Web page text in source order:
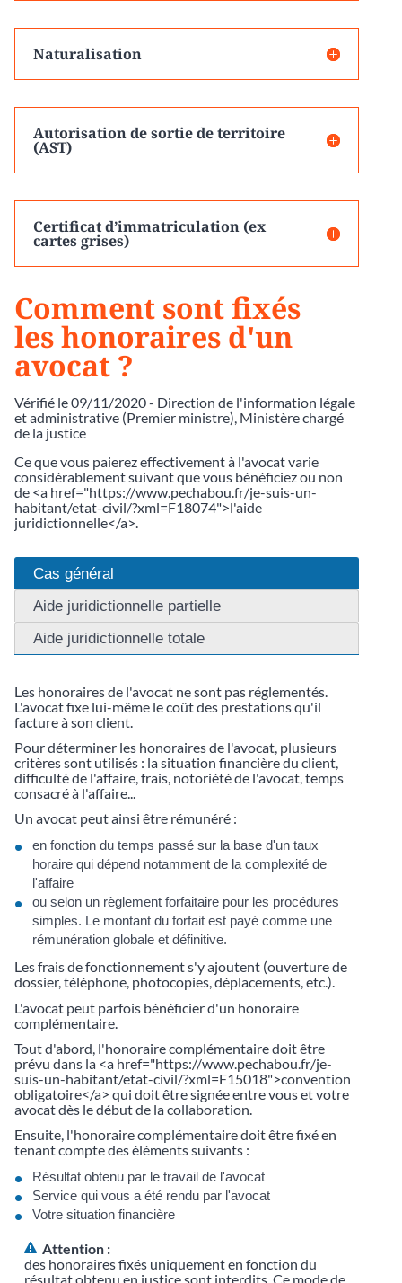
Naturalisation
Autorisation de sortie de territoire
(AST)
Certificat d’immatriculation (ex
cartes grises)
Comment sont fixés
les honoraires d'un
avocat ?
Vérifié le 09/11/2020 - Direction de l'information légale
et administrative (Premier ministre), Ministère chargé
de la justice
Ce que vous paierez effectivement à l'avocat varie
considérablement suivant que vous bénéficiez ou non
de <a href="https://www.pechabou.fr/je-suis-un-
habitant/etat-civil/?xml=F18074">l'aide
juridictionnelle</a>.
Cas général
Aide juridictionnelle partielle
Aide juridictionnelle totale
Les honoraires de l'avocat ne sont pas réglementés.
L'avocat fixe lui-même le coût des prestations qu'il
facture à son client.
Pour déterminer les honoraires de l'avocat, plusieurs
critères sont utilisés : la situation financière du client,
difficulté de l'affaire, frais, notoriété de l'avocat, temps
consacré à l'affaire...
Un avocat peut ainsi être rémunéré :
en fonction du temps passé sur la base d'un taux
horaire qui dépend notamment de la complexité de
l'affaire
ou selon un règlement forfaitaire pour les procédures
simples. Le montant du forfait est payé comme une
rémunération globale et définitive.
Les frais de fonctionnement s'y ajoutent (ouverture de
dossier, téléphone, photocopies, déplacements, etc.).
L'avocat peut parfois bénéficier d'un honoraire
complémentaire.
Tout d'abord, l'honoraire complémentaire doit être
prévu dans la <a href="https://www.pechabou.fr/je-
suis-un-habitant/etat-civil/?xml=F15018">convention
obligatoire</a> qui doit être signée entre vous et votre
avocat dès le début de la collaboration.
Ensuite, l'honoraire complémentaire doit être fixé en
tenant compte des éléments suivants :
Résultat obtenu par le travail de l'avocat
Service qui vous a été rendu par l'avocat
Votre situation financière
Attention :
des honoraires fixés uniquement en fonction du
résultat obtenu en justice sont interdits. Ce mode de